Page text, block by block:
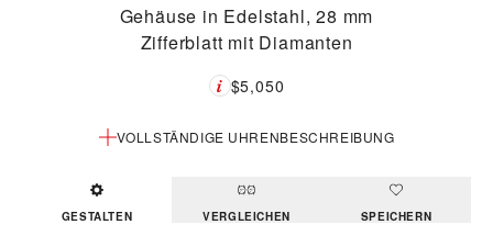
Gehäuse in Edelstahl, 28 mm
Zifferblatt mit Diamanten
VOLLSTÄNDIGE UHRENBESCHREIBUNG
$5,050
GESTALTEN VERGLEICHEN SPEICHERN